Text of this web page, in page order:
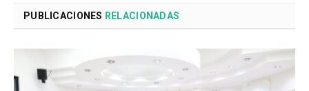
PUBLICACIONES RELACIONADAS